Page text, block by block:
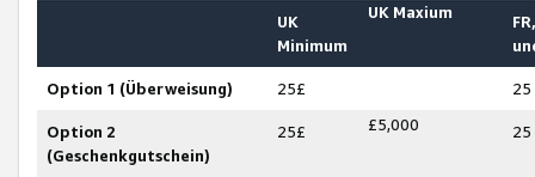
UK
Minimum
UK Maxium
Option 1 (Überweisung) 25£ 25
Option 2
(Geschenkgutschein)
25£ £5,000 25